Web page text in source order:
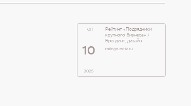
ТОП
10
2025
Рейтинг «Подрядчики
крупного бизнеса» /
Брендинг, дизайн
ratingruneta.ru